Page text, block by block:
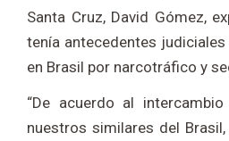
Santa Cruz, David Gómez,
tenía antecedentes
en Brasil por narcotráfico y
“De acuerdo al
nuestros similares del